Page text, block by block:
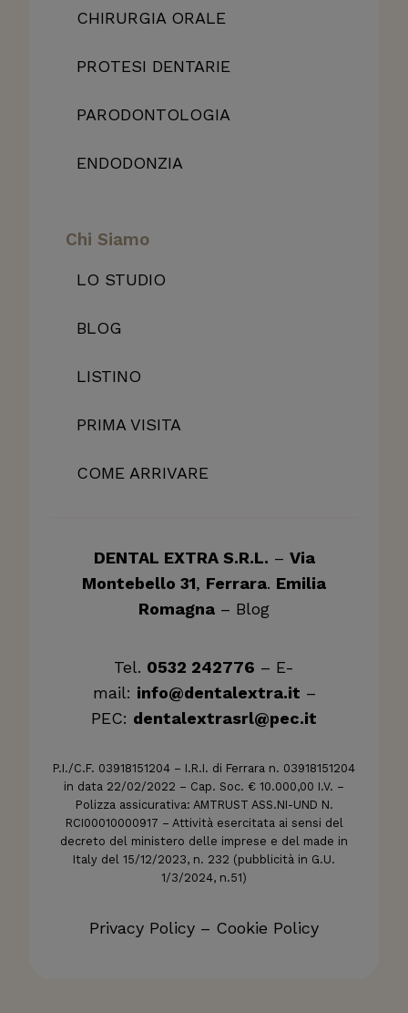
CHIRURGIA ORALE
PROTESI DENTARIE
PARODONTOLOGIA
ENDODONZIA
Chi Siamo
LO STUDIO
BLOG
LISTINO
PRIMA VISITA
COME ARRIVARE
DENTAL EXTRA S.R.L. – Via
Montebello 31, Ferrara. Emilia
Romagna – Blog
Tel. 0532 242776 – E-
mail: info@dentalextra.it –
PEC: dentalextrasrl@pec.it
P.I./C.F. 03918151204 – I.R.I. di Ferrara n. 03918151204
in data 22/02/2022 – Cap. Soc. € 10.000,00 I.V. –
Polizza assicurativa: AMTRUST ASS.NI-UND N.
RCI00010000917 – Attività esercitata ai sensi del
decreto del ministero delle imprese e del made in
Italy del 15/12/2023, n. 232 (pubblicità in G.U.
1/3/2024, n.51)
Privacy Policy – Cookie Policy